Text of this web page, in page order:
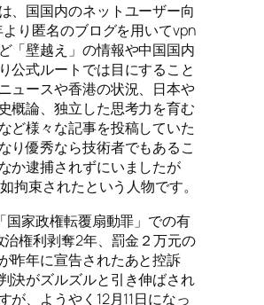
、国国内のネットユーザー向
り匿名のブログを用いてvpn
「壁越え」の情報や中国国内
公式ルートでは目にすること
ュースや香港の状況、日本や
概論、独立した思考力を育む
ど様々な記事を投稿していた
り優秀なら技術者でもあるこ
か逮捕されずにいましたが
拘束されたという人物です。
国家政権転覆扇動罪」での有
治権利剥奪2年、罰金２万元の
昨年に宣告されたあと控訴
決がズルズルと引き伸ばされ
が、ようやく12月11日になっ